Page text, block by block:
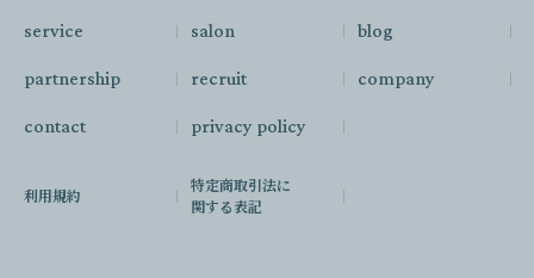
service salon blog
partnership recruit company
contact privacy policy
利用規約
特定商取引法に
関する表記